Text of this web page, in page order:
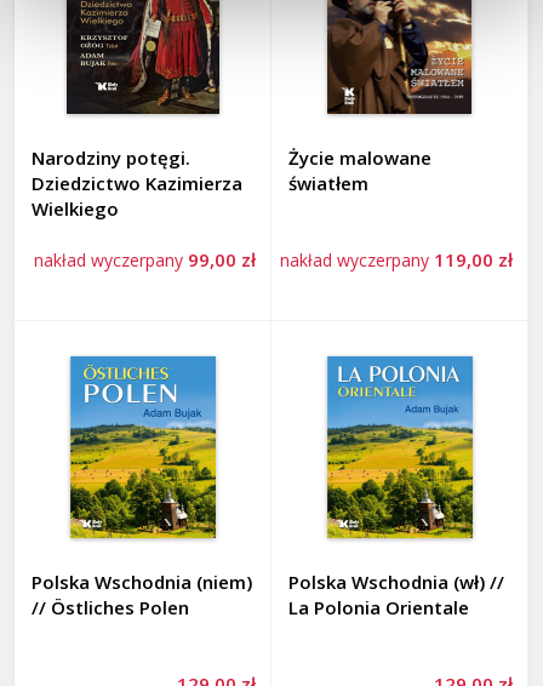
Narodziny potęgi.
Dziedzictwo Kazimierza
Wielkiego
nakład wyczerpany 99,00 zł
Życie malowane
światłem
nakład wyczerpany 119,00 zł
Polska Wschodnia (niem)
// Östliches Polen
Polska Wschodnia (wł) //
La Polonia Orientale